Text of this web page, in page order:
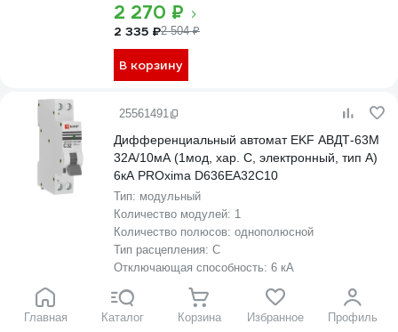
Главная Каталог Корзина Избранное Профиль
2 270 ₽
2 335 ₽2 504 ₽
В корзину
25561491
Дифференциальный автомат EKF АВДТ-63М
32А/10мА (1мод, хар. C, электронный, тип A)
6кА PROxima D636EA32C10
Тип: модульный
Количество модулей: 1
Количество полюсов: однополюсной
Тип расцепления: C
Отключающая способность: 6 кА
Номинальный ток:
Ток утечки:
10 мА